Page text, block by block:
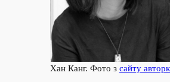
Хан Канг. Фото з сайту